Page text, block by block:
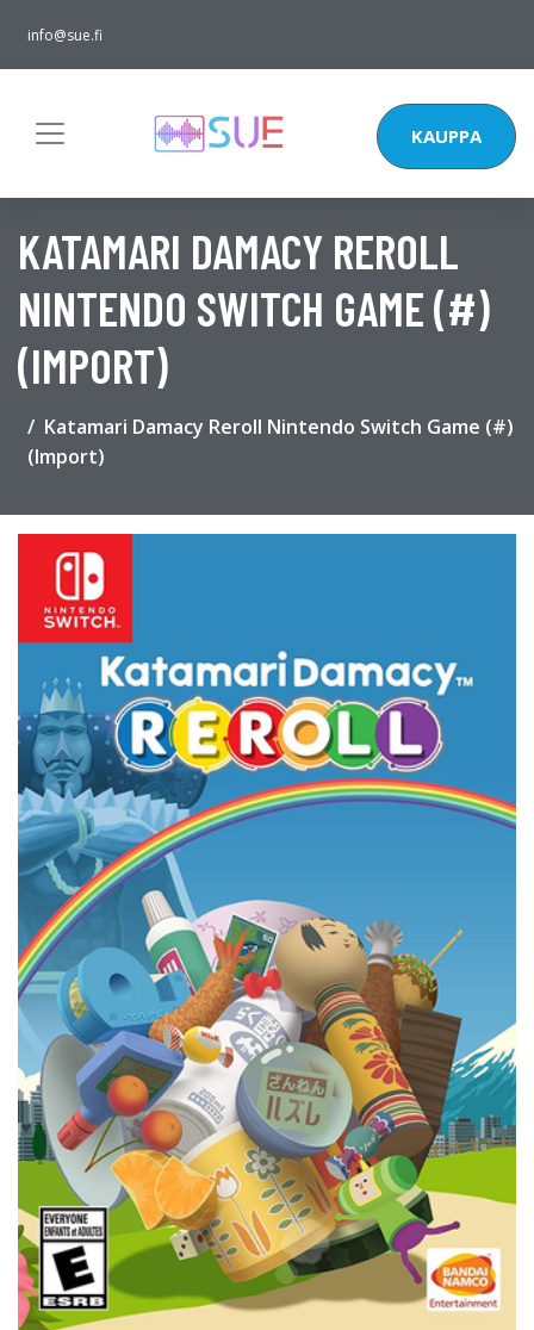
info@sue.fi
KAUPPA
KATAMARI DAMACY REROLL
NINTENDO SWITCH GAME (#)
(IMPORT)
Katamari Damacy Reroll Nintendo Switch Game (#)
(Import)